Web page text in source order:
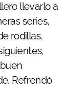
llevarlo a
series,
rodillas,
Refrendó